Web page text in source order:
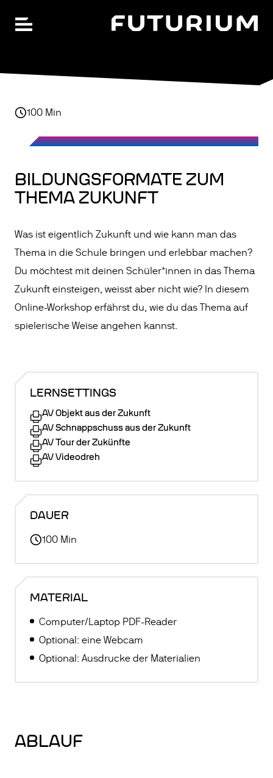
Zum
Hauptinhalt
Hauptnavigation öffnen
100 Min
BILDUNGSFORMATE ZUM
THEMA ZUKUNFT
Was ist eigentlich Zukunft und wie kann man das
Thema in die Schule bringen und erlebbar machen?
Du möchtest mit deinen Schüler*innen in das Thema
Zukunft einsteigen, weisst aber nicht wie? In diesem
Online-Workshop erfährst du, wie du das Thema auf
spielerische Weise angehen kannst.
LERNSETTINGS
AV Objekt aus der Zukunft
AV Schnappschuss aus der Zukunft
AV Tour der Zukünfte
AV Videodreh
DAUER
100 Min
MATERIAL
Computer/Laptop PDF-Reader
Optional: eine Webcam
Optional: Ausdrucke der Materialien
ABLAUF